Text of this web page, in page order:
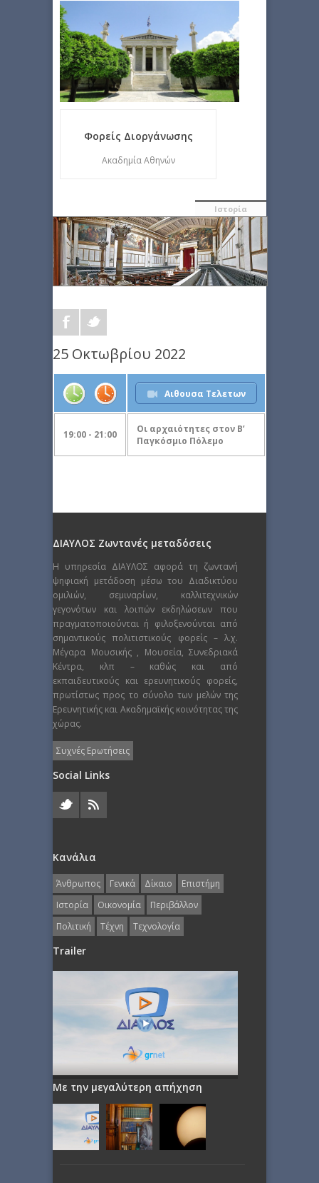
Φορείς Διοργάνωσης
Ακαδημία Αθηνών
Ιστορία
25 Οκτωβρίου 2022
Αιθουσα Τελετων
19:00 - 21:00
Οι αρχαιότητες στον Β’
Παγκόσμιο Πόλεμο
ΔΙΑΥΛΟΣ Ζωντανές μεταδόσεις
Η υπηρεσία ΔΙΑΥΛΟΣ αφορά τη ζωντανή
ψηφιακή μετάδοση μέσω του Διαδικτύου
ομιλιών, σεμιναρίων, καλλιτεχνικών
γεγονότων και λοιπών εκδηλώσεων που
πραγματοποιούνται ή φιλοξενούνται από
σημαντικούς πολιτιστικούς φορείς – λ.χ.
Μέγαρα Μουσικής , Μουσεία, Συνεδριακά
Κέντρα, κλπ – καθώς και από
εκπαιδευτικούς και ερευνητικούς φορείς,
πρωτίστως προς το σύνολο των μελών της
Ερευνητικής και Ακαδημαϊκής κοινότητας της
χώρας.
Συχνές Ερωτήσεις
Social Links
Κανάλια
Άνθρωπος Γενικά Δίκαιο
Επιστήμη
Ιστορία
Οικονομία
Περιβάλλον
Πολιτική
Τέχνη Τεχνολογία
Trailer
Με την μεγαλύτερη απήχηση